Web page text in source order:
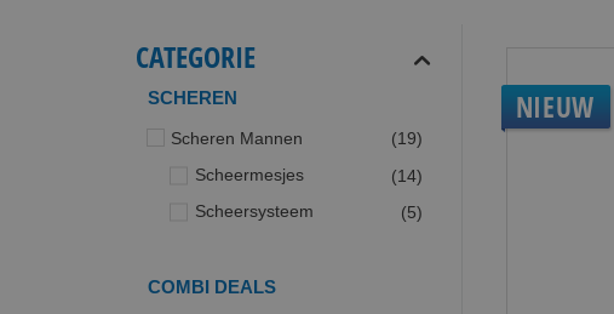
NIEUW
CATEGORIE
SCHEREN
Scheren Mannen 19producten
Scheermesjes
14producten
Scheersysteem
5producten
COMBI DEALS